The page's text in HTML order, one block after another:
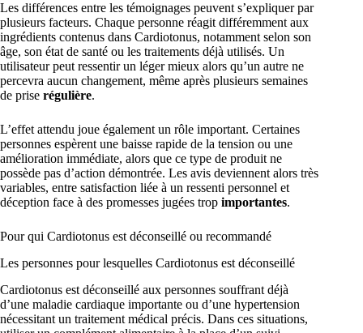
Les différences entre les témoignages peuvent s’expliquer par
plusieurs facteurs. Chaque personne réagit différemment aux
ingrédients contenus dans Cardiotonus, notamment selon son
âge, son état de santé ou les traitements déjà utilisés. Un
utilisateur peut ressentir un léger mieux alors qu’un autre ne
percevra aucun changement, même après plusieurs semaines
de prise régulière.
L’effet attendu joue également un rôle important. Certaines
personnes espèrent une baisse rapide de la tension ou une
amélioration immédiate, alors que ce type de produit ne
possède pas d’action démontrée. Les avis deviennent alors très
variables, entre satisfaction liée à un ressenti personnel et
déception face à des promesses jugées trop importantes.
Pour qui Cardiotonus est déconseillé ou recommandé
Les personnes pour lesquelles Cardiotonus est déconseillé
Cardiotonus est déconseillé aux personnes souffrant déjà
d’une maladie cardiaque importante ou d’une hypertension
nécessitant un traitement médical précis. Dans ces situations,